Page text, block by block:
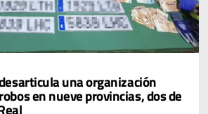
una organización
en nueve provincias, dos de